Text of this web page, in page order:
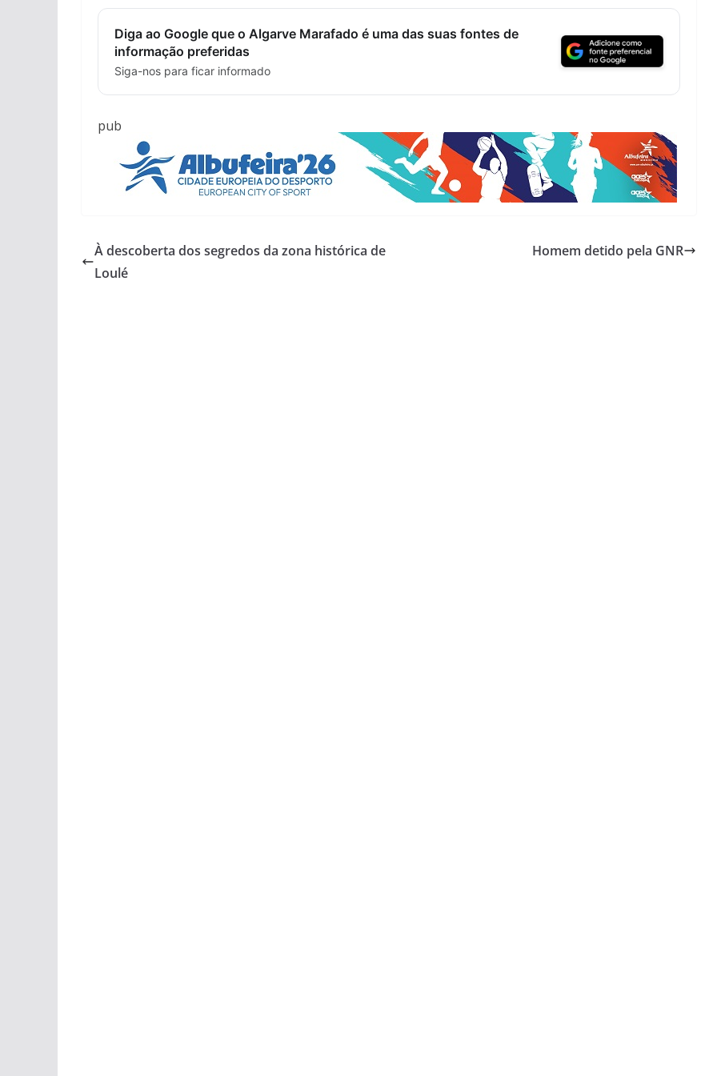
Diga ao Google que o Algarve Marafado é uma das suas fontes de
informação preferidas
Siga-nos para ficar informado
pub
À descoberta dos segredos da zona histórica de
Loulé
Homem detido pela GNR